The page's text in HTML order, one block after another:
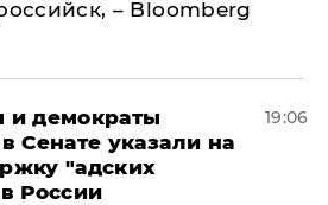
– Bloomberg
и демократы
Сенате указали на
"адских
России
19:06